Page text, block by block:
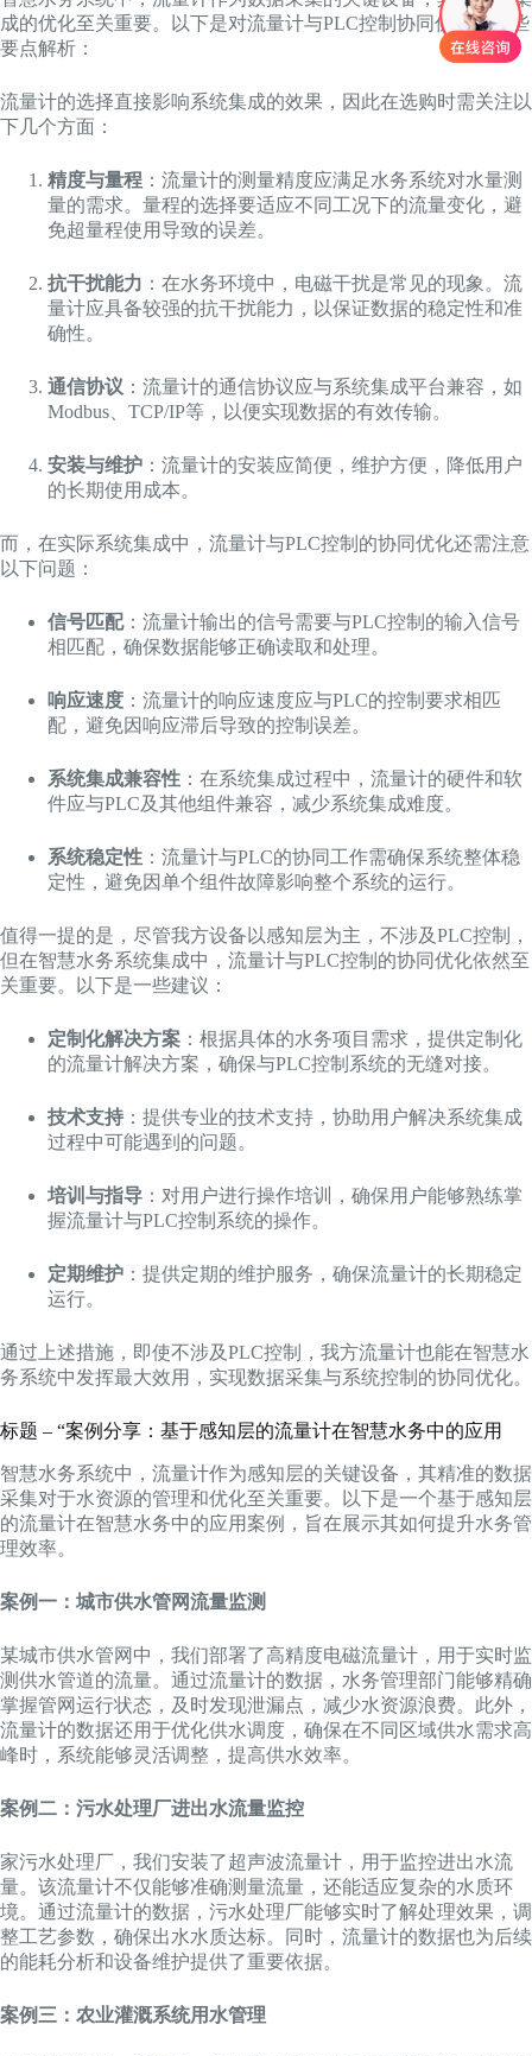
成的优化至关重要。以下是对流量计与PLC控制协同优化的一些
要点解析：
流量计的选择直接影响系统集成的效果，因此在选购时需关注以
下几个方面：
精度与量程 ：流量计的测量精度应满足水务系统对水量测
量的需求。量程的选择要适应不同工况下的流量变化，避
免超量程使用导致的误差。
抗干扰能力 ：在水务环境中，电磁干扰是常见的现象。流
量计应具备较强的抗干扰能力，以保证数据的稳定性和准
确性。
通信协议 ：流量计的通信协议应与系统集成平台兼容，如
Modbus、TCP/IP等，以便实现数据的有效传输。
安装与维护 ：流量计的安装应简便，维护方便，降低用户
的长期使用成本。
而，在实际系统集成中，流量计与PLC控制的协同优化还需注意
以下问题：
信号匹配：流量计输出的信号需要与PLC控制的输入信号
相匹配，确保数据能够正确读取和处理。
响应速度 ：流量计的响应速度应与PLC的控制要求相匹
配，避免因响应滞后导致的控制误差。
系统集成兼容性 ：在系统集成过程中，流量计的硬件和软
件应与PLC及其他组件兼容，减少系统集成难度。
系统稳定性 ：流量计与PLC的协同工作需确保系统整体稳
定性，避免因单个组件故障影响整个系统的运行。
值得一提的是，尽管我方设备以感知层为主，不涉及PLC控制，
但在智慧水务系统集成中，流量计与PLC控制的协同优化依然至
关重要。以下是一些建议：
定制化解决方案 ：根据具体的水务项目需求，提供定制化
的流量计解决方案，确保与PLC控制系统的无缝对接。
技术支持 ：提供专业的技术支持，协助用户解决系统集成
过程中可能遇到的问题。
培训与指导 ：对用户进行操作培训，确保用户能够熟练掌
握流量计与PLC控制系统的操作。
定期维护 ：提供定期的维护服务，确保流量计的长期稳定
运行。
通过上述措施，即使不涉及PLC控制，我方流量计也能在智慧水
务系统中发挥最大效用，实现数据采集与系统控制的协同优化。
标题 – “案例分享：基于感知层的流量计在智慧水务中的应用
智慧水务系统中，流量计作为感知层的关键设备，其精准的数据
采集对于水资源的管理和优化至关重要。以下是一个基于感知层
的流量计在智慧水务中的应用案例，旨在展示其如何提升水务管
理效率。
案例一：城市供水管网流量监测
某城市供水管网中，我们部署了高精度电磁流量计，用于实时监
测供水管道的流量。通过流量计的数据，水务管理部门能够精确
掌握管网运行状态，及时发现泄漏点，减少水资源浪费。此外，
流量计的数据还用于优化供水调度，确保在不同区域供水需求高
峰时，系统能够灵活调整，提高供水效率。
案例二：污水处理厂进出水流量监控
家污水处理厂，我们安装了超声波流量计，用于监控进出水流
量。该流量计不仅能够准确测量流量，还能适应复杂的水质环
境。通过流量计的数据，污水处理厂能够实时了解处理效果，调
整工艺参数，确保出水水质达标。同时，流量计的数据也为后续
的能耗分析和设备维护提供了重要依据。
案例三：农业灌溉系统用水管理